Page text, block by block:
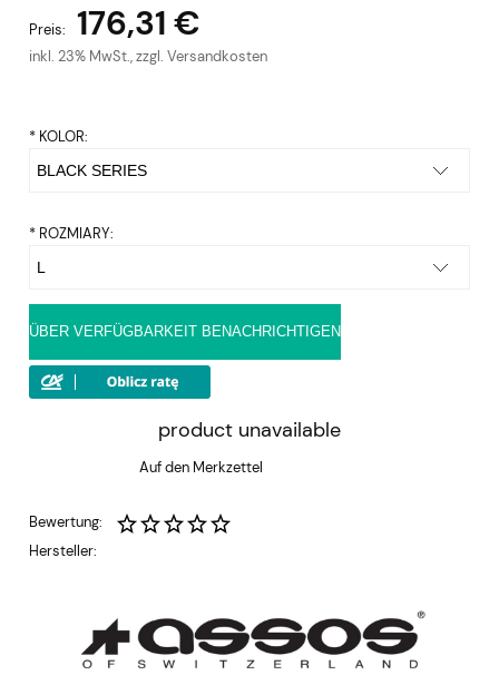
Preis: 176,31 €
inkl. 23% MwSt., zzgl. Versandkosten
* KOLOR:
* ROZMIARY:
ÜBER VERFÜGBARKEIT BENACHRICHTIGEN
product unavailable
Auf den Merkzettel
Bewertung:
Hersteller: